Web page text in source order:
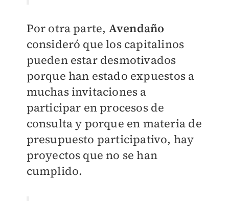
Por otra parte, Avendaño
consideró que los capitalinos
pueden estar desmotivados
porque han estado expuestos a
muchas invitaciones a
participar en procesos de
consulta y porque en materia de
presupuesto participativo, hay
proyectos que no se han
cumplido.